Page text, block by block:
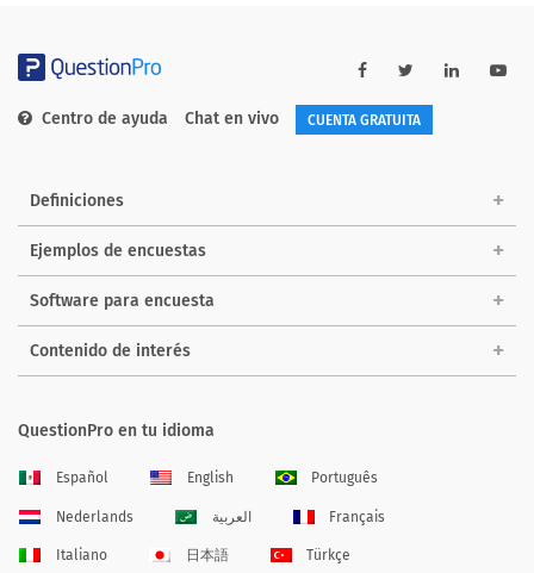
Centro de ayuda Chat en vivo CUENTA GRATUITA
Definiciones
Ejemplos de encuestas
Software para encuesta
Contenido de interés
QuestionPro en tu idioma
Español English Português
Nederlands العربية Français
Italiano 日本語 Türkçe